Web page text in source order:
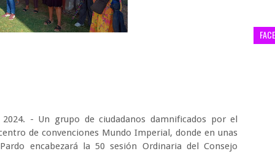
- Un grupo de ciudadanos damnificados por el
de convenciones Mundo Imperial, donde en unas
encabezará la 50 sesión Ordinaria del Consejo